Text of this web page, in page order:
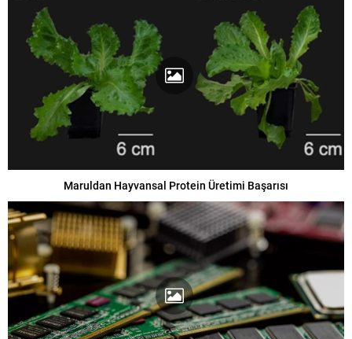
Maruldan Hayvansal Protein Üretimi Başarısı